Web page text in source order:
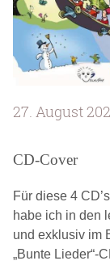
27. August
CD-Cover
Für diese 4
habe ich in den
und exklusiv im
„Bunte Lieder“-